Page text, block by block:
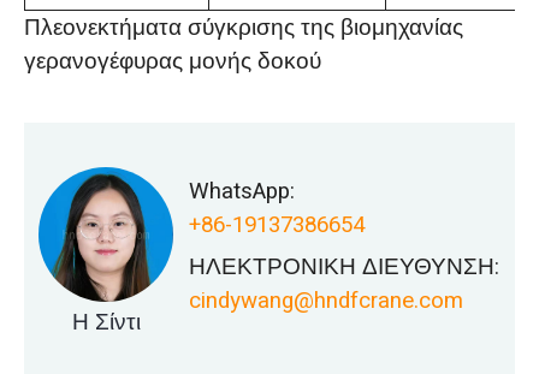
Πλεονεκτήματα σύγκρισης της βιομηχανίας
γερανογέφυρας μονής δοκού
Η Σίντι
WhatsApp:
+86-19137386654
ΗΛΕΚΤΡΟΝΙΚΗ ΔΙΕΥΘΥΝΣΗ:
cindywang@hndfcrane.com